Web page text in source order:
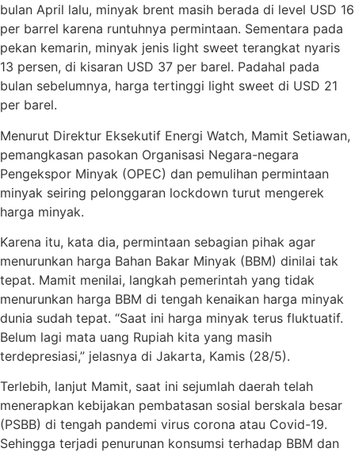
bulan April lalu, minyak brent masih berada di level USD 16
per barrel karena runtuhnya permintaan. Sementara pada
pekan kemarin, minyak jenis light sweet terangkat nyaris
13 persen, di kisaran USD 37 per barel. Padahal pada
bulan sebelumnya, harga tertinggi light sweet di USD 21
per barel.
Menurut Direktur Eksekutif Energi Watch, Mamit Setiawan,
pemangkasan pasokan Organisasi Negara-negara
Pengekspor Minyak (OPEC) dan pemulihan permintaan
minyak seiring pelonggaran lockdown turut mengerek
harga minyak.
Karena itu, kata dia, permintaan sebagian pihak agar
menurunkan harga Bahan Bakar Minyak (BBM) dinilai tak
tepat. Mamit menilai, langkah pemerintah yang tidak
menurunkan harga BBM di tengah kenaikan harga minyak
dunia sudah tepat. “Saat ini harga minyak terus fluktuatif.
Belum lagi mata uang Rupiah kita yang masih
terdepresiasi,” jelasnya di Jakarta, Kamis (28/5).
Terlebih, lanjut Mamit, saat ini sejumlah daerah telah
menerapkan kebijakan pembatasan sosial berskala besar
(PSBB) di tengah pandemi virus corona atau Covid-19.
Sehingga terjadi penurunan konsumsi terhadap BBM dan